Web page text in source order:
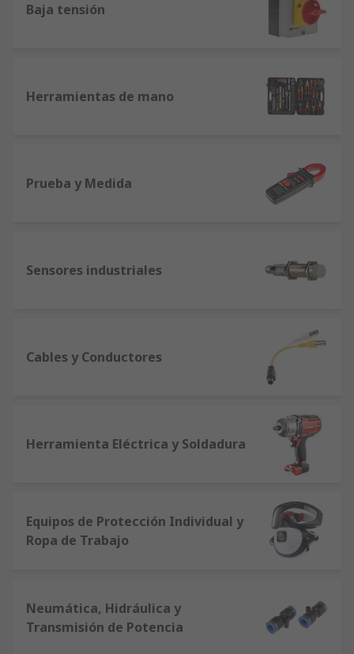
Baja tensión
Herramientas de mano
Prueba y Medida
Sensores industriales
Cables y Conductores
Herramienta Eléctrica y Soldadura
Equipos de Protección Individual y
Ropa de Trabajo
Neumática, Hidráulica y
Transmisión de Potencia